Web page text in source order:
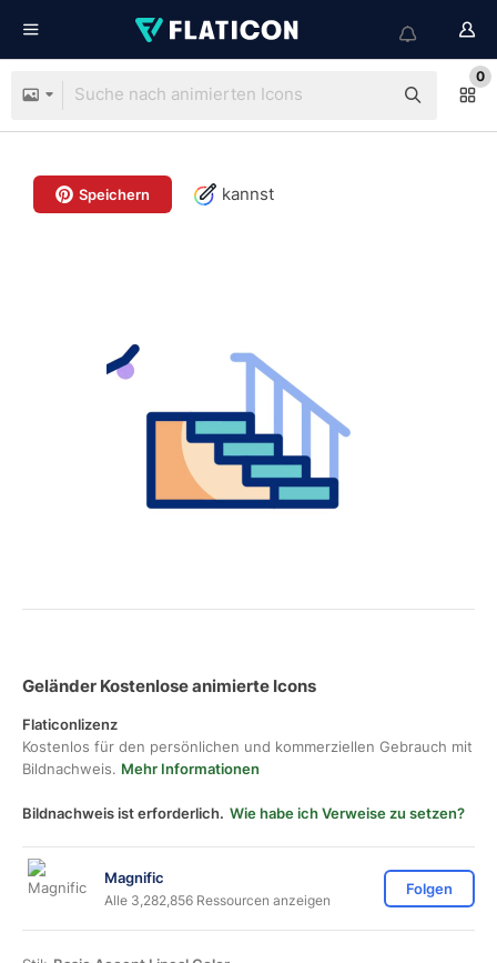
0
Speichern kannst
Geländer Kostenlose animierte Icons
Flaticonlizenz
Kostenlos für den persönlichen und kommerziellen Gebrauch mit
Bildnachweis. Mehr Informationen
Bildnachweis ist erforderlich. Wie habe ich Verweise zu setzen?
Magnific
Alle 3,282,856 Ressourcen anzeigen
Folgen